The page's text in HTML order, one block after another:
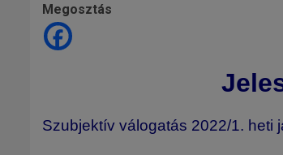
Megosztás
Szubjektív válogatás 2022/1. heti